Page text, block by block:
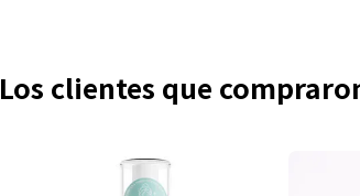
Los clientes que